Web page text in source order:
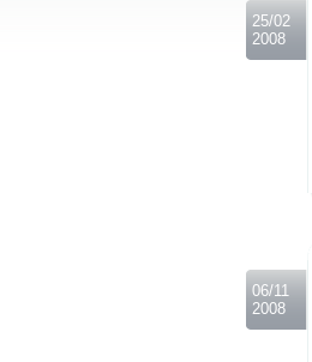
25/02
2008
06/11
2008